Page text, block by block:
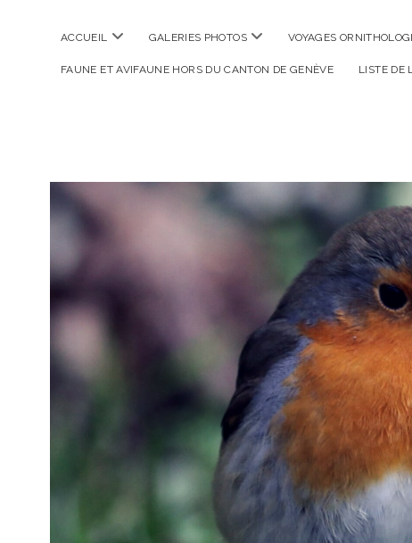
ACCUEIL ouvrir
GALERIES PHOTOS ouvrir
VOYAGES
FAUNE ET AVIFAUNE HORS DU CANTON DE GENÈVE LISTE DE
La
Photographe
Verte